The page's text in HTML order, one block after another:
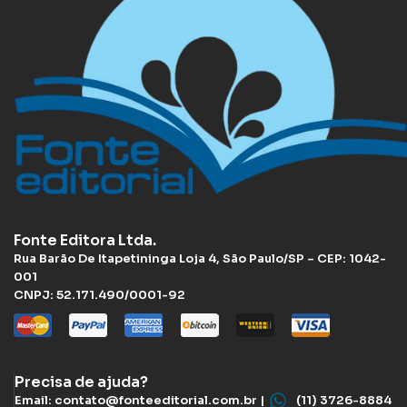
Fonte Editora Ltda.
Rua Barão De Itapetininga Loja 4, São Paulo/SP – CEP: 1042-
001
CNPJ: 52.171.490/0001-92
Precisa de ajuda?
Email: contato@fonteeditorial.com.br | (11) 3726-8884